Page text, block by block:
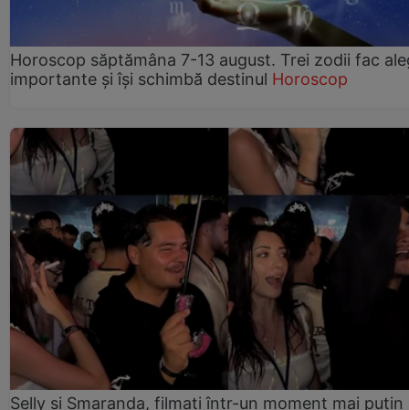
Horoscop săptămâna 7-13 august. Trei zodii fac
importante și își schimbă destinul Horoscop
Selly și Smaranda, filmați într-un moment mai puțin